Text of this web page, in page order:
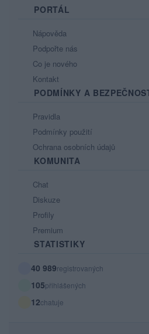
PORTÁL
Nápověda
Podpořte nás
Co je nového
Kontakt
PODMÍNKY A
Pravidla
Podmínky použití
Ochrana osobních údajů
KOMUNITA
Chat
Diskuze
Profily
Premium
STATISTIKY
40 989registrovaných
105přihlášených
12chatuje